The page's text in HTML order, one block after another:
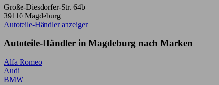
Große-Diesdorfer-Str. 64b
39110 Magdeburg
Autoteile-Händler anzeigen
Autoteile-Händler in Magdeburg nach Marken
Alfa Romeo
Audi
BMW